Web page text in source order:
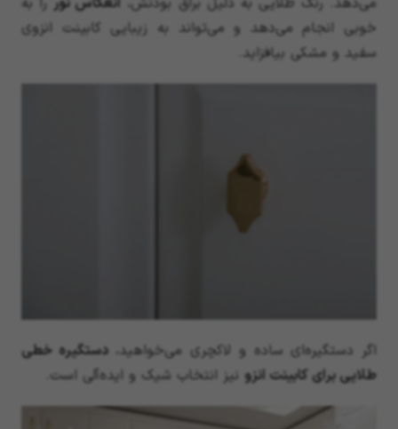
خوبی انجام می‌دهد و می‌تواند به زیبایی کابینت انزوی
سفید و مشکی بیافزاید.
اگر دستگیره‌ای ساده و لاکچری می‌خواهید،دستگیره خطی
طلایی برای کابینت انزو نیز انتخاب شیک و ایده‌آلی است.